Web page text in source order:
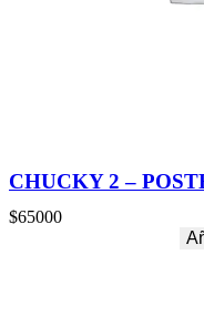
CHUCKY 2 –
$65000